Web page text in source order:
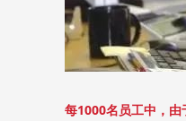
每1000名员工中，